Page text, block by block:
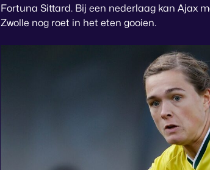
Fortuna Sittard. Bij een nederlaag kan Ajax
Zwolle nog roet in het eten gooien.